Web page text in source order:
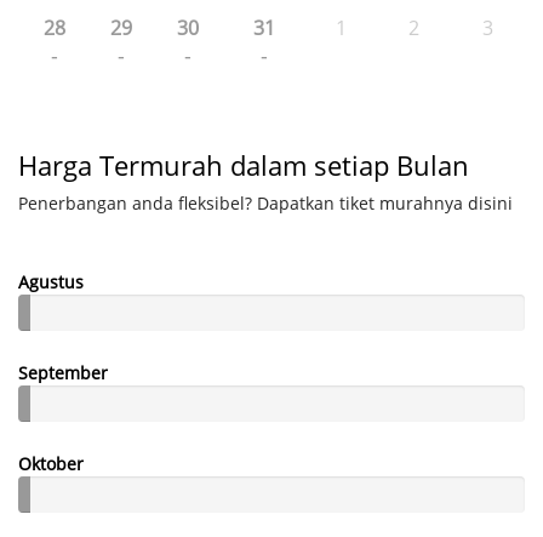
28
-
29
-
30
-
31
-
1 2 3
Harga Termurah dalam setiap Bulan
Penerbangan anda fleksibel? Dapatkan tiket murahnya disini
Agustus
September
Oktober